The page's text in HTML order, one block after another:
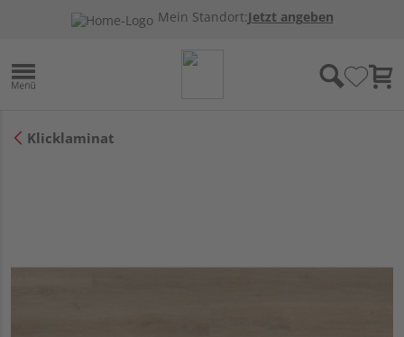
Mein Standort:Jetzt angeben
Klicklaminat